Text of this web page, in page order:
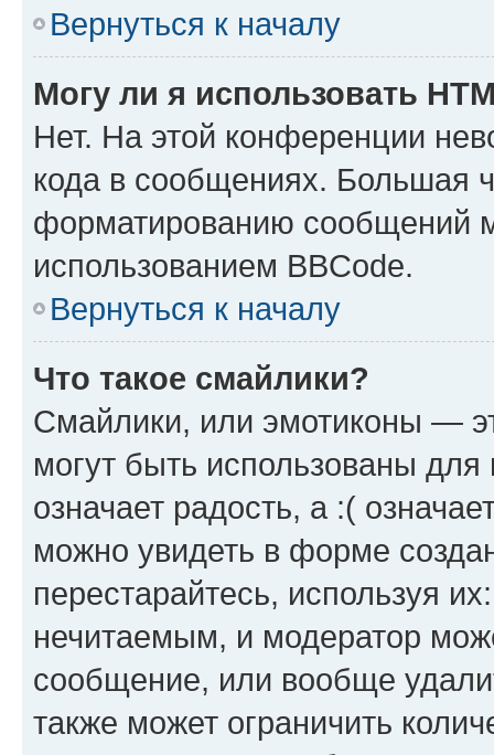
Вернуться к началу
Могу ли я использовать
Нет. На этой конференции
кода в сообщениях. Большая
форматированию сообщений
использованием BBCode.
Вернуться к началу
Что такое смайлики?
Смайлики, или эмотиконы —
могут быть использованы
означает радость, а :(
можно увидеть в форме
перестарайтесь, используя
нечитаемым, и модератор
сообщение, или вообще
также может ограничить